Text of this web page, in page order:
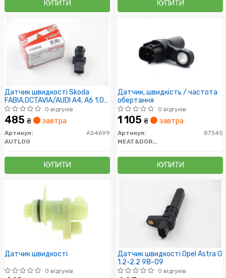
КУПИТИ КУПИТИ
Датчик швидкості Skoda
FABIA,OCTAVIA/AUDI A4, A6 1.0-
3.2 95-
0 відгуків
485 ₴ завтра
Артикул:
AS4699
AUTLOG
КУПИТИ
Датчик, швидкість / частота
обертання
0 відгуків
1 105 ₴ завтра
Артикул:
87345
MEAT&DORIA
КУПИТИ
Датчик швидкості
0 відгуків
Датчик швидкості Opel Astra G
1.2-2.2 98-09
0 відгуків